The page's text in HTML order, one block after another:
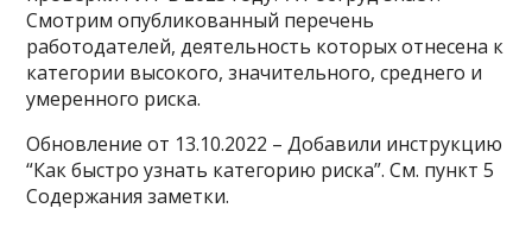
Смотрим опубликованный перечень
работодателей, деятельность которых отнесена к
категории высокого, значительного, среднего и
умеренного риска.
Обновление от 13.10.2022 – Добавили инструкцию
“Как быстро узнать категорию риска”. См. пункт 5
Содержания заметки.